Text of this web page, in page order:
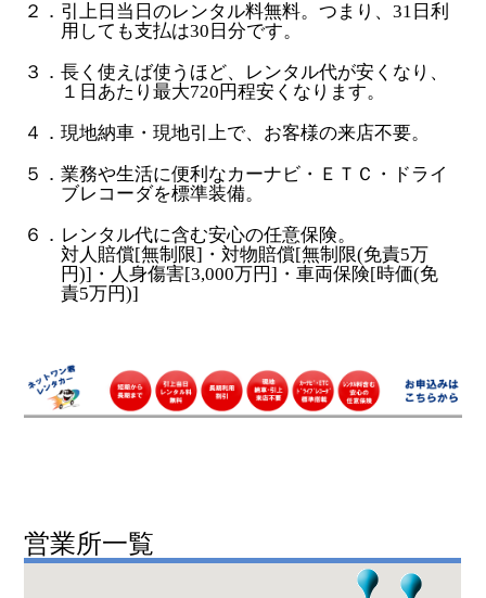
２．引上日当日のレンタル料無料。つまり、31日利
用しても支払は30日分です。
３．長く使えば使うほど、レンタル代が安くなり、
１日あたり最大720円程安くなります。
４．現地納車・現地引上で、お客様の来店不要。
５．業務や生活に便利なカーナビ・ＥＴＣ・ドライ
ブレコーダを標準装備。
６．レンタル代に含む安心の任意保険。
対人賠償[無制限]・対物賠償[無制限(免責5万
円)]・人身傷害[3,000万円]・車両保険[時価(免
責5万円)]
営業所一覧